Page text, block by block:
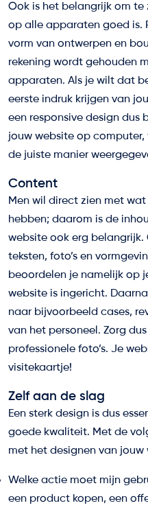
Ook is het belangrijk om te
op alle apparaten goed is.
vorm van ontwerpen en
rekening wordt gehouden
apparaten. Als je wilt dat
eerste indruk krijgen van
een responsive design dus
jouw website op
de juiste manier
Content
Men wil direct zien met
hebben; daarom is de
website ook erg belangrijk.
teksten, foto’s en
beoordelen je namelijk op
website is ingericht.
naar bijvoorbeeld cases,
van het personeel. Zorg
professionele foto’s. Je
visitekaartje!
Zelf aan de slag
Een sterk design is dus
goede kwaliteit. Met de
met het designen van jouw
Welke actie moet mijn
een product kopen, een